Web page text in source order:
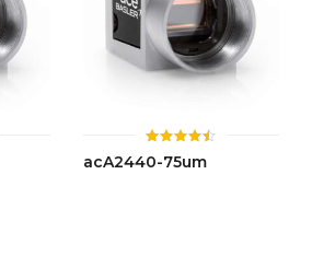
ให้
คะแนน
acA2440-75um